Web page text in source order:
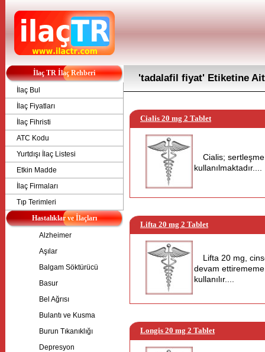
İlaç TR İlaç Rehberi
İlaç Bul
İlaç Fiyatları
İlaç Fihristi
ATC Kodu
Yurtdışı İlaç Listesi
Etkin Madde
İlaç Firmaları
Tıp Terimleri
Hastalıklar ve İlaçları
Alzheimer
Aşılar
Balgam Söktürücü
Basur
Bel Ağrısı
Bulantı ve Kusma
Burun Tıkanıklığı
Depresyon
'tadalafil fiyat' Etiketine
Cialis 20 mg 2 Tablet
Cialis;
kullanılmaktadır....
Lifta 20 mg 2 Tablet
Lifta 20 mg,
devam
kullanılır....
Longis 20 mg 2 Tablet